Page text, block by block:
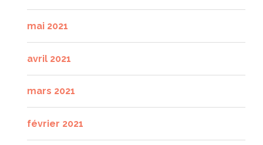
mai 2021
avril 2021
mars 2021
février 2021